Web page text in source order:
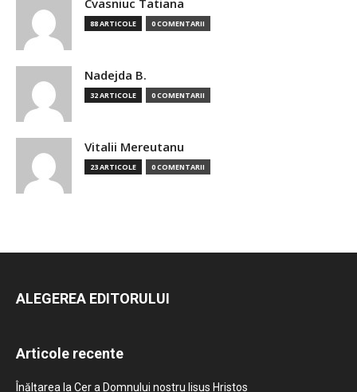
Cvasniuc Tatiana
88 ARTICOLE 0 COMENTARII
Nadejda B.
32 ARTICOLE 0 COMENTARII
Vitalii Mereutanu
23 ARTICOLE 0 COMENTARII
ALEGEREA EDITORULUI
Articole recente
Înălțarea la Cer a Domnului nostru Iisus Hristos